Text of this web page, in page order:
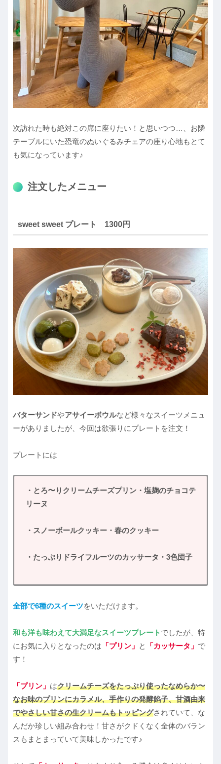
次訪れた時も絶対この席に座りたい！と思いつつ…、お隣
テーブルにいた恐竜のぬいぐるみチェアの座り心地もとて
も気になっています♪
注文したメニュー
sweet sweet プレート 1300円
バターサンドやアサイーボウルなど様々なスイーツメニュ
ーがありましたが、今回は欲張りにプレートを注文！
プレートには
・とろ〜りクリームチーズプリン・塩麹のチョコテ
リーヌ
・スノーボールクッキー・春のクッキー
・たっぷりドライフルーツのカッサータ・3色団子
全部で6種のスイーツをいただけます。
和も洋も味わえて大満足なスイーツプレート でしたが、特
にお気に入りとなったのは 「プリン」 と 「カッサータ」 で
す！
「プリン」 はクリームチーズをたっぷり使ったなめらか〜
なお味のプリンにカラメル、手作りの発酵餡子、甘酒由来
でやさしい甘さの生クリームもトッピングされていて、な
んだか珍しい組み合わせ！甘さがクドくなく全体のバラン
スもまとまっていて美味しかったです♪